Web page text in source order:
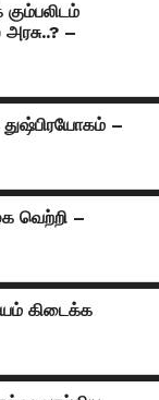
–
துஷ்பிரயோகம் –
வெற்றி –
கிடைக்க